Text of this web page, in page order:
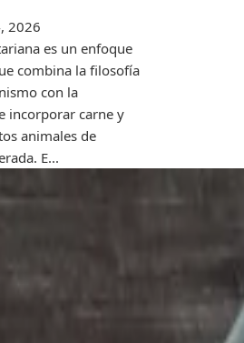
2026
es un enfoque
combina la filosofía
con la
incorporar carne y
animales de
E...